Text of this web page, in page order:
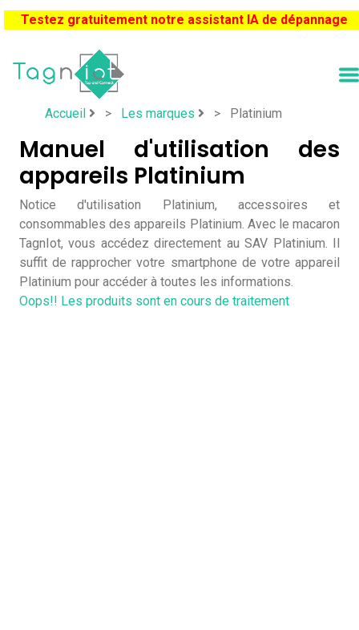
Testez gratuitement notre assistant IA de dépannage
Accueil > Les marques > Platinium
Manuel d'utilisation des
appareils Platinium
Notice d'utilisation Platinium, accessoires et
consommables des appareils Platinium. Avec le macaron
TagnIot, vous accédez directement au SAV Platinium. Il
suffit de rapprocher votre smartphone de votre appareil
Platinium pour accéder à toutes les informations.
Oops!! Les produits sont en cours de traitement